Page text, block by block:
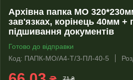
Архівна папка МО
зав'язках, корінець 40мм +
підшивання документів
Готово до відправки
Код: ПАПК-МО/А4-Т/З-ПЛ-40-5